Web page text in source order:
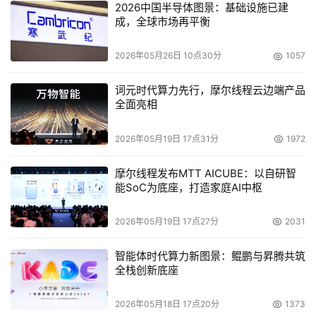
2026中国半导体图景：基础设施已建
成，全球市场再平衡
2026年05月26日 10点30分 1057
词元时代算力先行，摩尔线程云边端产品
全面亮相
2026年05月19日 17点31分 1972
摩尔线程发布MTT AICUBE：以自研智
能SoC为底座，打造家庭AI中枢
2026年05月19日 17点27分 2031
智能体时代算力新图景：鲲鹏与昇腾共筑
全栈创新底座
2026年05月18日 17点20分 1373